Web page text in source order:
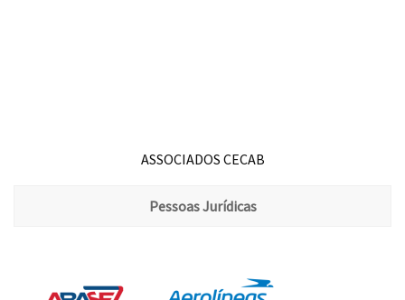
ASSOCIADOS CECAB
Pessoas Jurídicas